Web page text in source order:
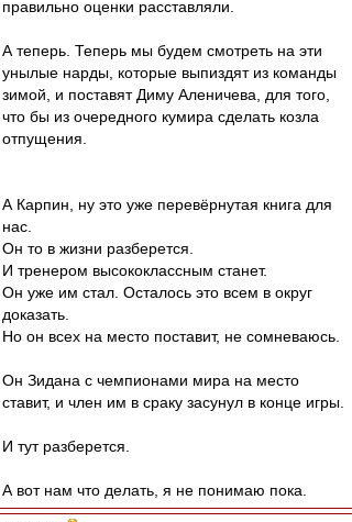
правильно оценки расставляли.
А теперь. Теперь мы будем смотреть на эти
унылые нарды, которые выпиздят из команды
зимой, и поставят Диму Аленичева, для того,
что бы из очередного кумира сделать козла
отпущения.
А Карпин, ну это уже перевёрнутая книга для
нас.
Он то в жизни разберется.
И тренером высококлассным станет.
Он уже им стал. Осталось это всем в округ
доказать.
Но он всех на место поставит, не сомневаюсь.
Он Зидана с чемпионами мира на место
ставит, и член им в сраку засунул в конце игры.
И тут разберется.
А вот нам что делать, я не понимаю пока.